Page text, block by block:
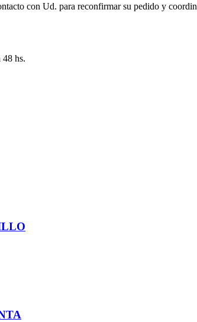
con Ud. para reconfirmar su pedido y
48 hs.